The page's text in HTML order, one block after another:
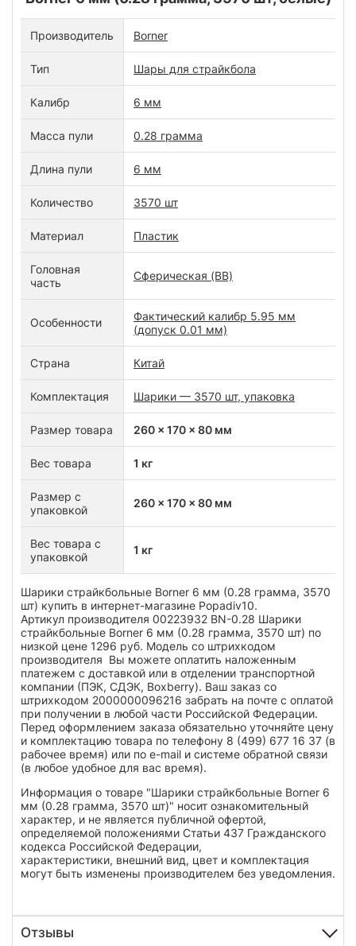
Производитель Borner
Тип Шары для страйкбола
Калибр 6 мм
Масса пули 0.28 грамма
Длина пули 6 мм
Количество 3570 шт
Материал Пластик
Головная
часть
Сферическая (BB)
Особенности
Фактический калибр 5.95 мм
(допуск 0.01 мм)
Страна Китай
Комплектация Шарики — 3570 шт, упаковка
Размер товара 260 x 170 x 80 мм
Вес товара 1 кг
Размер с
упаковкой
260 x 170 x 80 мм
Вес товара с
упаковкой
1 кг
Шарики страйкбольные Borner 6 мм (0.28 грамма, 3570
шт) купить в интернет-магазине Popadiv10.
Артикул производителя 00223932 BN-0.28 Шарики
страйкбольные Borner 6 мм (0.28 грамма, 3570 шт) по
низкой цене 1296 руб. Модель со штрихкодом
производителя Вы можете оплатить наложенным
платежем с доставкой или в отделении транспортной
компании (ПЭК, СДЭК, Boxberry). Ваш заказ со
штрихкодом 2000000096216 забрать на почте с оплатой
при получении в любой части Российской Федерации.
Перед оформлением заказа обязательно уточняйте цену
и комплектацию товара по телефону 8 (499) 677 16 37 (в
рабочее время) или по e-mail и системе обратной связи
(в любое удобное для вас время).
Информация о товаре "Шарики страйкбольные Borner 6
мм (0.28 грамма, 3570 шт)" носит ознакомительный
характер, и не является публичной офертой,
определяемой положениями Статьи 437 Гражданского
кодекса Российской Федерации,
характеристики, внешний вид, цвет и комплектация
могут быть изменены производителем без уведомления.
Отзывы